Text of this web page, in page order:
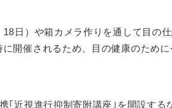
日）や箱カメラ作りを通して目の
開催されるため、目の健康のため
近視進行抑制寄附講座｣を開設す